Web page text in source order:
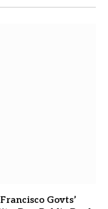
Govts’